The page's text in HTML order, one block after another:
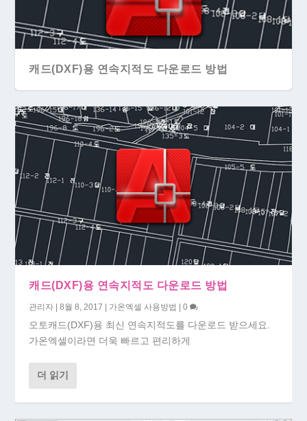
캐드(DXF)용 연속지적도 다운로드 방법
캐드(DXF)용 연속지적도 다운로드 방법
관리자 |8월 8, 2017 | 가온엑셀 사용방법 |0
오토캐드(DXF)용 최신 연속지적도를 다운로드 받으세요.
가온엑셀이라면 더욱 빠르고 편리하게
더 읽기